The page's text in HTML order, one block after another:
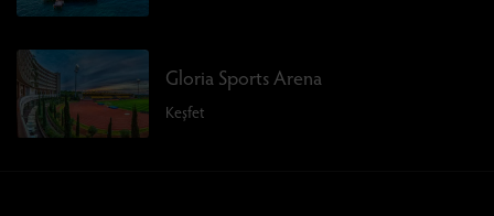
Gloria Sports Arena
Keşfet